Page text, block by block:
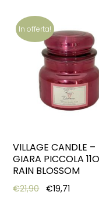
In offerta!
VILLAGE CANDLE –
GIARA PICCOLA
RAIN BLOSSOM
€21,90 Original price
€19,71